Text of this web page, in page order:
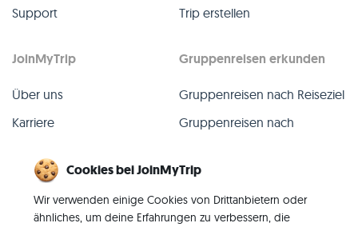
Support
Trip erstellen
JoinMyTrip
Über uns
Karriere
Blog
Kontakt
Gruppenreisen erkunden
Gruppenreisen nach Reiseziel
Gruppenreisen nach
Alle Gruppenreisen
Vergangene Gruppenreisen
Cookies bei JoinMyTrip
Wir verwenden einige Cookies von Drittanbietern oder
ähnliches, um deine Erfahrungen zu verbessern, die